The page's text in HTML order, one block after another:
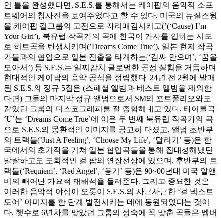
인 틀을 완성했다면, S.E.S.를 통해서는 케이팝의 음악적 소프
트웨어의 청사진을 보여주었다고 할 수 있다. 미국의 뉴질스윙
을 케이팝 걸그룹의 고전으로 자리매김시키고(’(‘Cause) I’m
Your Girl’), 북유럽 작곡가의 곡에 한국어 가사를 입히는 시도
로 히트곡을 탄생시키며(’Dreams Come True’), 일본 현지 작곡
가들과의 협업으로 일본 진출을 타개하는(‘감싸 안으며’, ‘꿈을
모아서’) 등 S.E.S.는 일찌감치 글로벌한 공정 실험을 거듭하며
현대적인 케이팝의 음악 공식을 정립했다. 24년 전 2월에 발매
된 S.E.S.의 정규 5집은 (스페셜 앨범과 베스트 앨범을 제외한
다면) 그들의 마지막 정규 앨범으로서 SM의 포트폴리오와도
같았던 그룹의 디스코그래피를 잘 종합해내고 있다. 타이틀곡
‘U’는 ‘Dreams Come True’에 이은 두 번째 북유럽 작곡가의 곡
으로 S.E.S.의 몽환적인 이미지를 공고히 다졌고, 앨범 초반부
의 트랙들(’Just A Feeling’, ‘Choose My Life’, ‘달리기’ 등)은 한
국에서의 초기작을 거쳐 일본 협업곡들을 통해 집대성해냈던
발랄하고도 도회적인 걸 팝의 연장선상에 있으며, 후반부의 트
랙들(‘Requiem’, ‘Red Angel’, ‘용기’ 등)은 90~00년대 미국 알앤
비의 빼어난 가요적 재해석을 들려준다. 그리고 중요한 것은
이러한 음악적 야심이 오롯이 S.E.S.의 사근사근한 ‘걸 넥스트
도어’ 이미지를 한 단계 발전시키는 데에 동원되었다는 것이
다. 햇수로 6년차를 맞았던 그룹의 성숙에 꼭 맞춘 곡들은 멤버